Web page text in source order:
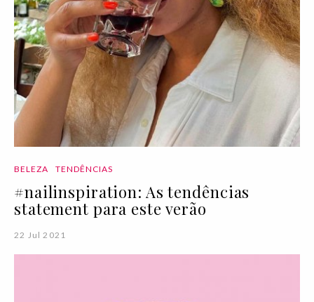
BELEZA TENDÊNCIAS
#nailinspiration: As tendências
statement para este verão
22 Jul 2021